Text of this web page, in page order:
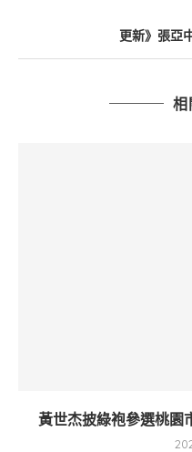
更新》張亞
相
黃世杰披綠袍參選桃